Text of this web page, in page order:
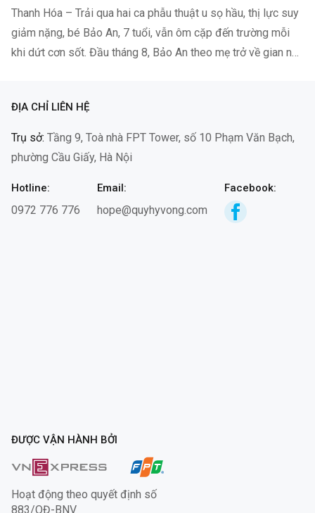
Thanh Hóa – Trải qua hai ca phẫu thuật u sọ hầu, thị lực suy
giảm nặng, bé Bảo An, 7 tuổi, vẫn ôm cặp đến trường mỗi
khi dứt cơn sốt. Đầu tháng 8, Bảo An theo mẹ trở về gian nhà
ĐỊA CHỈ LIÊN HỆ
Trụ sở: Tầng 9, Toà nhà FPT Tower, số 10 Phạm Văn Bạch,
phường Cầu Giấy, Hà Nội
Hotline:
0972 776 776
Email:
hope@quyhyvong.com
Facebook:
ĐƯỢC VẬN HÀNH BỞI
Hoạt động theo quyết định số
883/QĐ-BNV